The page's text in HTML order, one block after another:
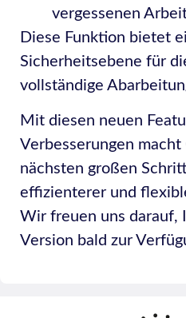
vergessenen
Diese Funktion bietet
Sicherheitsebene für
vollständige
Mit diesen neuen
Verbesserungen
nächsten großen
effizienterer und
Wir freuen uns darauf,
Version bald zur